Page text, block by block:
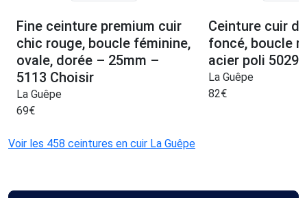
Fine ceinture premium cuir
chic rouge, boucle féminine,
ovale, dorée – 25mm –
5113 Choisir
La Guêpe
69€
Ceinture cuir
foncé, boucle
acier poli 5029
La Guêpe
82€
Voir les 458 ceintures en cuir La Guêpe